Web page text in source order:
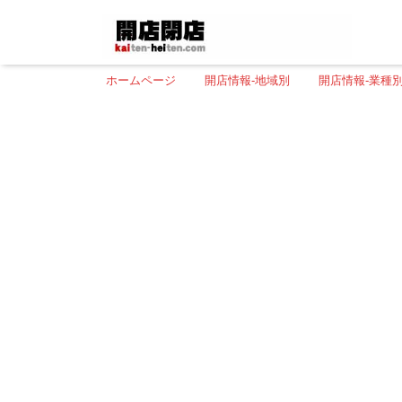
ホームページ 開店情報-地域別 開店情報-業種